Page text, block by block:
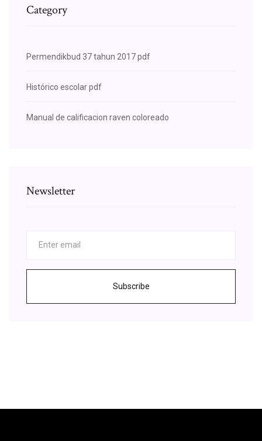
Category
Permendikbud 37 tahun 2017 pdf
Histórico escolar pdf
Manual de calificacion raven coloreado
Newsletter
Subscribe